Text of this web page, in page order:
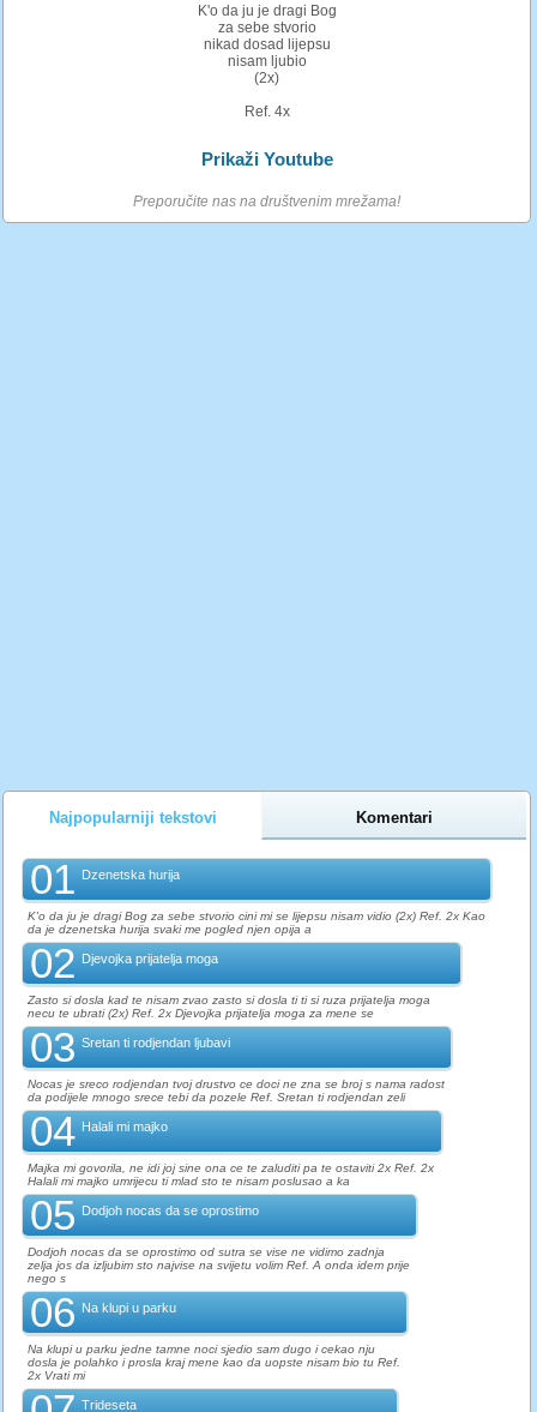
K'o da ju je dragi Bog
za sebe stvorio
nikad dosad lijepsu
nisam ljubio
(2x)
Ref. 4x
Prikaži Youtube
Preporučite nas na društvenim mrežama!
Najpopularniji tekstovi Komentari
01 Dzenetska hurija
K'o da ju je dragi Bog za sebe stvorio cini mi se lijepsu nisam vidio (2x) Ref. 2x Kao
da je dzenetska hurija svaki me pogled njen opija a
02 Djevojka prijatelja moga
Zasto si dosla kad te nisam zvao zasto si dosla ti ti si ruza prijatelja moga
necu te ubrati (2x) Ref. 2x Djevojka prijatelja moga za mene se
03 Sretan ti rodjendan ljubavi
Nocas je sreco rodjendan tvoj drustvo ce doci ne zna se broj s nama radost
da podijele mnogo srece tebi da pozele Ref. Sretan ti rodjendan zeli
04 Halali mi majko
Majka mi govorila, ne idi joj sine ona ce te zaluditi pa te ostaviti 2x Ref. 2x
Halali mi majko umrijecu ti mlad sto te nisam poslusao a ka
05 Dodjoh nocas da se oprostimo
Dodjoh nocas da se oprostimo od sutra se vise ne vidimo zadnja
zelja jos da izljubim sto najvise na svijetu volim Ref. A onda idem prije
nego s
06 Na klupi u parku
Na klupi u parku jedne tamne noci sjedio sam dugo i cekao nju
dosla je polahko i prosla kraj mene kao da uopste nisam bio tu Ref.
2x Vrati mi
Trideseta